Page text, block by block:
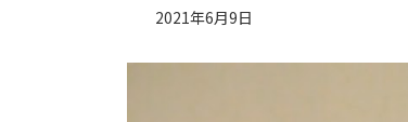
2021年6月9日